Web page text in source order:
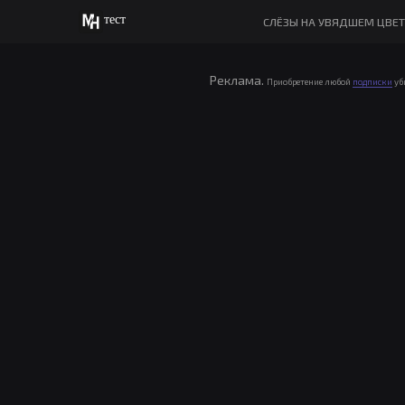
тест СЛЁЗЫ НА УВЯДШЕМ
Реклама. Приобретение любой подписки